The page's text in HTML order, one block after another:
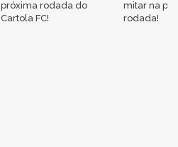
próxima rodada do
Cartola FC!
mitar na
rodada!